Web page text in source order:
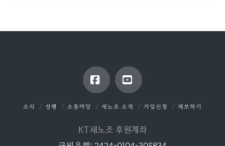
FacebookYouTube
소식 성명 소통마당 새노조 소개 가입신청 제보하기
KT새노조 후원계좌